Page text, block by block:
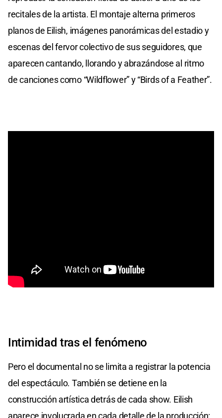
recitales de la artista. El montaje alterna primeros
planos de Eilish, imágenes panorámicas del estadio y
escenas del fervor colectivo de sus seguidores, que
aparecen cantando, llorando y abrazándose al ritmo
de canciones como “Wildflower” y “Birds of a Feather”.
Intimidad tras el fenómeno
Pero el documental no se limita a registrar la potencia
del espectáculo. También se detiene en la
construcción artística detrás de cada show. Eilish
aparece involucrada en cada detalle de la producción: